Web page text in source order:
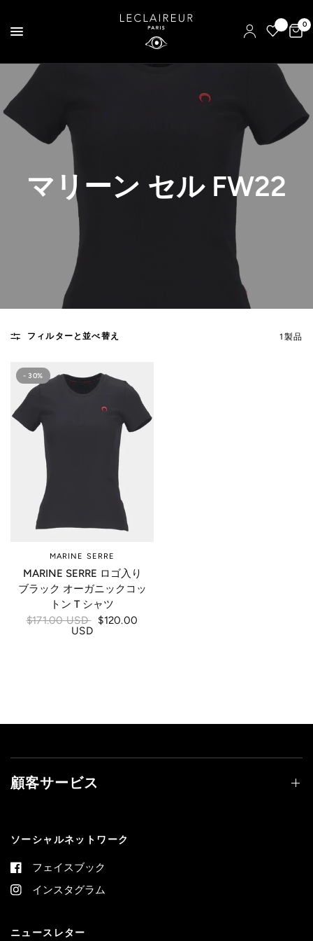
0
マリーン セル FW22
フィルターと並べ替え 1製品
- 30%
MARINE SERRE
MARINE SERRE ロゴ入り
ブラック オーガニックコッ
トン T シャツ
$171.00 USD
$120.00
USD
顧客サービス
ソーシャルネットワーク
フェイスブック
インスタグラム
ニュースレター